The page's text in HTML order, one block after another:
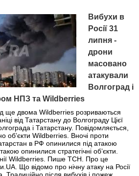
Вибухи в
Росії 31
липня -
дрони
масовано
атакували
Волгоград і
НПЗ та Wildberries
ще двома Wildberries розриваються
від Татарстану до Волгограду Цієї
і Татарстану. Повідомляється,
об’єкти Wildberries. Вночі проти
в РФ опинилися під атакою
опинилися стратегічні об’єкти.
Wildberries. Пише ТСН. Про це
Що відомо про нічну атаку на Росії